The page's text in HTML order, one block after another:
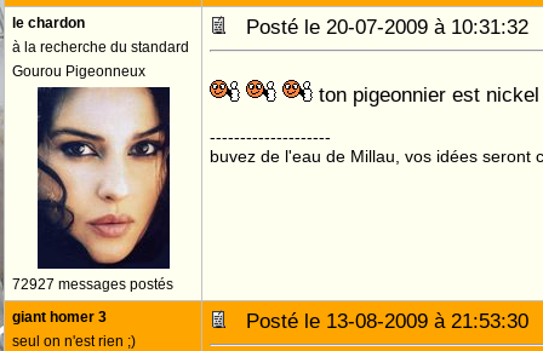
le chardon
à la recherche du standard
Gourou Pigeonneux
72927 messages postés
Posté le 20-07-2009 à
ton pigeonnier est
--------------------
buvez de l'eau de Millau, vos idées seront
giant homer 3
seul on n'est rien ;)
Posté le 13-08-2009 à